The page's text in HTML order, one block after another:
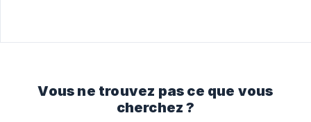
Vous ne trouvez pas ce que vous
cherchez ?